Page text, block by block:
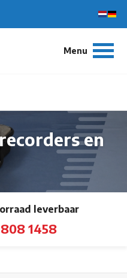
en
leverbaar
1458